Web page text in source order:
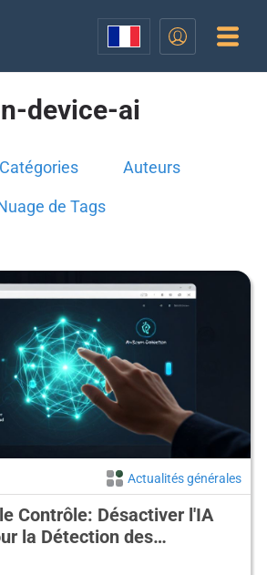
device-ai
Catégories Auteurs
de Tags
Actualités générales
Contrôle: Désactiver l'IA
la Détection des